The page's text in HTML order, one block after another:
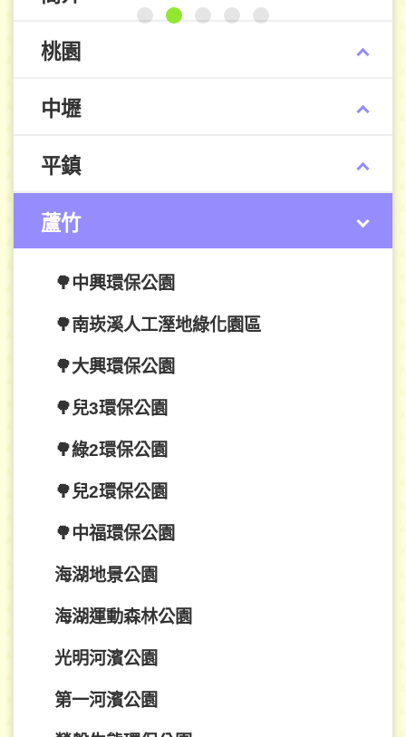
桃園
中壢
平鎮
蘆竹
🌳中興環保公園
🌳南崁溪人工溼地綠化園區
🌳大興環保公園
🌳兒3環保公園
🌳綠2環保公園
🌳兒2環保公園
🌳中福環保公園
海湖地景公園
海湖運動森林公園
光明河濱公園
第一河濱公園